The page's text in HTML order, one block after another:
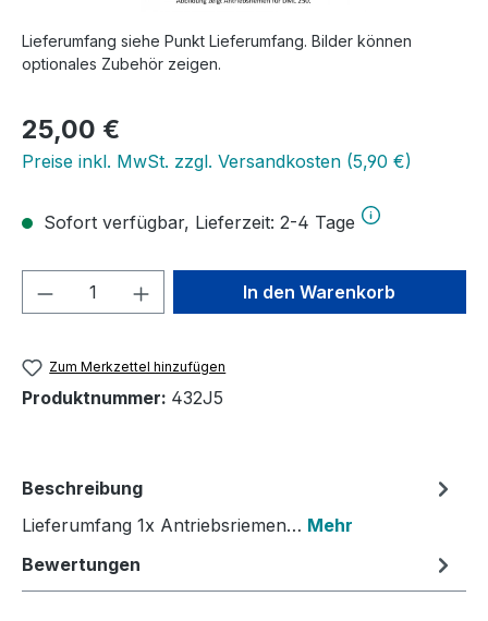
Lieferumfang siehe Punkt Lieferumfang. Bilder können
optionales Zubehör zeigen.
Regulärer Preis:
25,00 €
Preise inkl. MwSt. zzgl. Versandkosten (5,90 €)
Sofort verfügbar, Lieferzeit: 2-4 Tage
Produkt Anzahl: Gib denIn den Warenkorb
Zum Merkzettel hinzufügen
Produktnummer: 432J5
Beschreibung
Lieferumfang 1x Antriebsriemen… Mehr
Bewertungen